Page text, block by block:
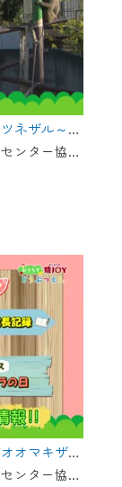
おうちで猿ジョイどうぶつえん～ワオキツネザル～（2024年10月16日初回放送）
世界屈指のサル類動物園・日本モンキーセンター協力の親子で学べる動物番組。
おうちで猿ジョイどうぶつえん～シロガオオマキザル～（2024年9月16日初回放送）
世界屈指のサル類動物園・日本モンキーセンター協力の親子で学べる動物番組。